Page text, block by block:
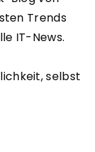
Trends
IT-News.
selbst